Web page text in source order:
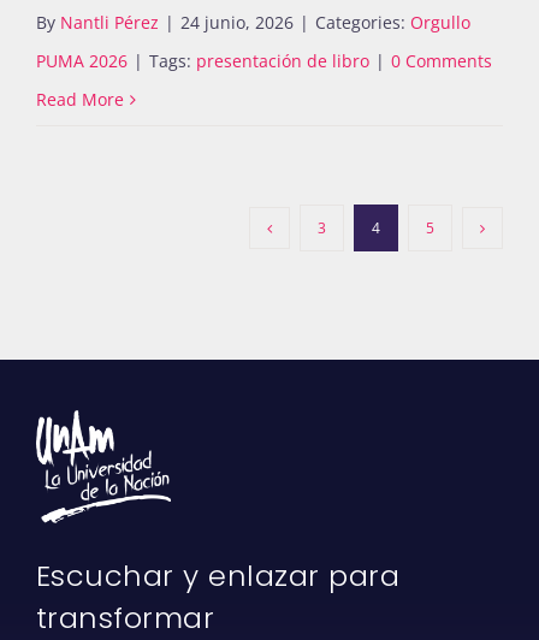
By Nantli Pérez | 24 junio, 2026 | Categories: Orgullo
PUMA 2026 | Tags: presentación de libro | 0 Comments
Read More
3 4 5
Escuchar y enlazar para
transformar